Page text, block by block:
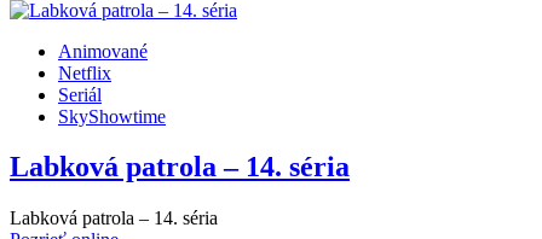
Animované
Netflix
Seriál
SkyShowtime
Labková patrola – 14. séria
Labková patrola – 14. séria